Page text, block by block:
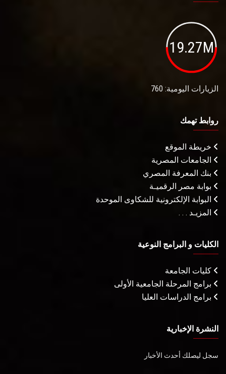
19.27M
الزيارات اليومية: 760
روابط تهمك
خريطة الموقع
الجامعات المصرية
بنك المعرفة المصري
بوابة مصر الرقميـة
البوابة الإلكترونية للشكاوى الموحدة
المزيـد . . .
الكليات و البرامج النوعية
كليات الجامعة
برامج المرحلة الجامعية الأولى
برامج الدراسات العليا
النشرة الإخبارية
سجل ليصلك أحدث الأخبار